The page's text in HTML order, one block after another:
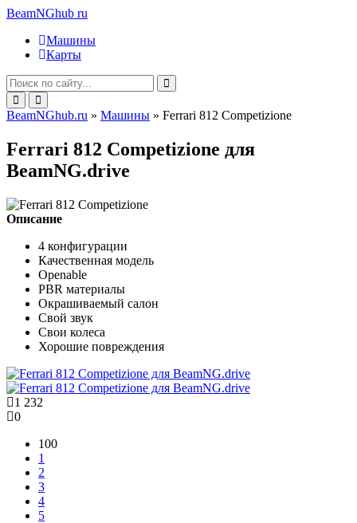
BeamNGhub ru
Машины
Карты
BeamNGhub.ru » Машины » Ferrari 812 Competizione
Ferrari 812 Competizione для
BeamNG.drive
Описание
4 конфигурации
Качественная модель
Openable
PBR материалы
Окрашиваемый салон
Свой звук
Свои колеса
Хорошие повреждения
1 232
0
100
1
2
3
4
5